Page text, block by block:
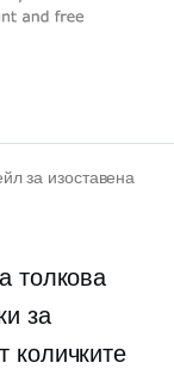
за изоставена
толкова
за
количките